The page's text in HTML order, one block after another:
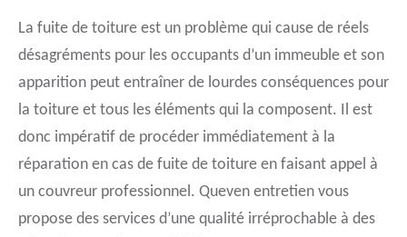
La fuite de toiture est un problème qui cause de réels
désagréments pour les occupants d’un immeuble et son
apparition peut entraîner de lourdes conséquences pour
la toiture et tous les éléments qui la composent. Il est
donc impératif de procéder immédiatement à la
réparation en cas de fuite de toiture en faisant appel à
un couvreur professionnel. Queven entretien vous
propose des services d’une qualité irréprochable à des